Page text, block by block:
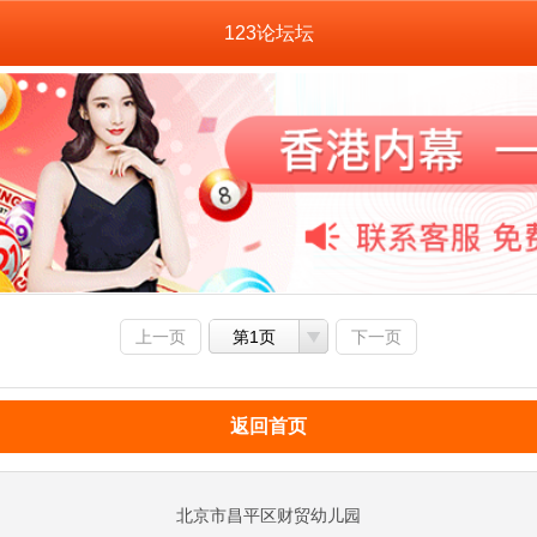
123论坛坛
上一页 第1页 下一页
返回首页
北京市昌平区财贸幼儿园